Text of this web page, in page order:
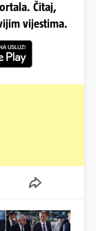
Čitaj,
vijestima.